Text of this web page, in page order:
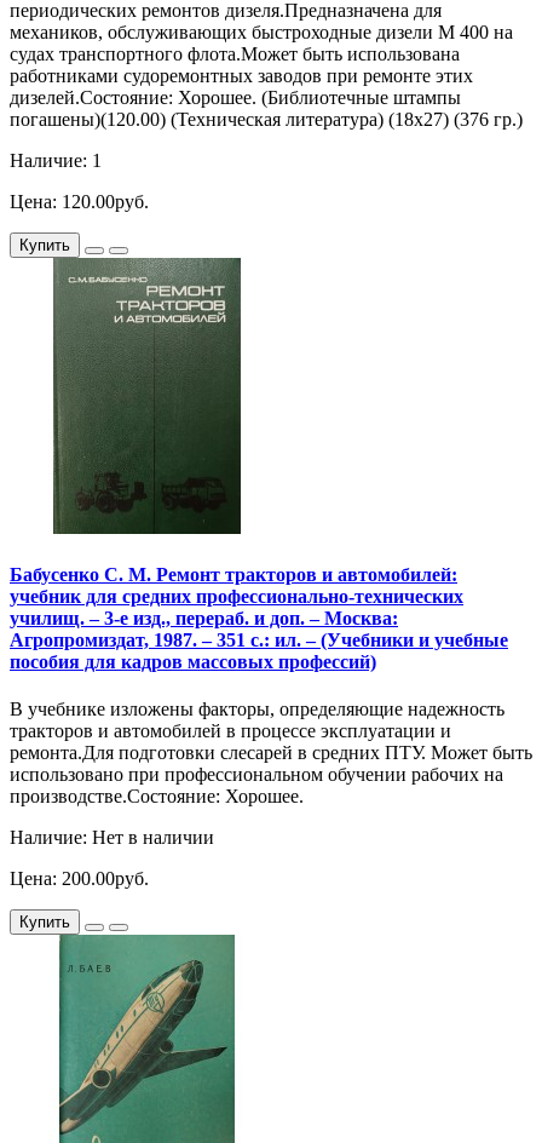
периодических ремонтов дизеля.Предназначена для
механиков, обслуживающих быстроходные дизели М 400 на
судах транспортного флота.Может быть использована
работниками судоремонтных заводов при ремонте этих
дизелей.Состояние: Хорошее. (Библиотечные штампы
погашены)(120.00) (Техническая литература) (18х27) (376 гр.)
Наличие: 1
Цена: 120.00руб.
Купить
Бабусенко С. М. Ремонт тракторов и автомобилей:
учебник для средних профессионально-технических
училищ. – 3-е изд., перераб. и доп. – Москва:
Агропромиздат, 1987. – 351 с.: ил. – (Учебники и учебные
пособия для кадров массовых профессий)
В учебнике изложены факторы, определяющие надежность
тракторов и автомобилей в процессе эксплуатации и
ремонта.Для подготовки слесарей в средних ПТУ. Может быть
использовано при профессиональном обучении рабочих на
производстве.Состояние: Хорошее.
Наличие: Нет в наличии
Цена: 200.00руб.
Купить